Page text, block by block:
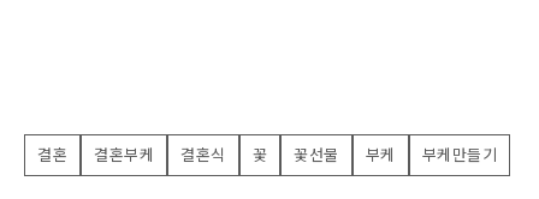
결혼 결혼부케 결혼식 꽃 꽃선물 부케 부케만들기